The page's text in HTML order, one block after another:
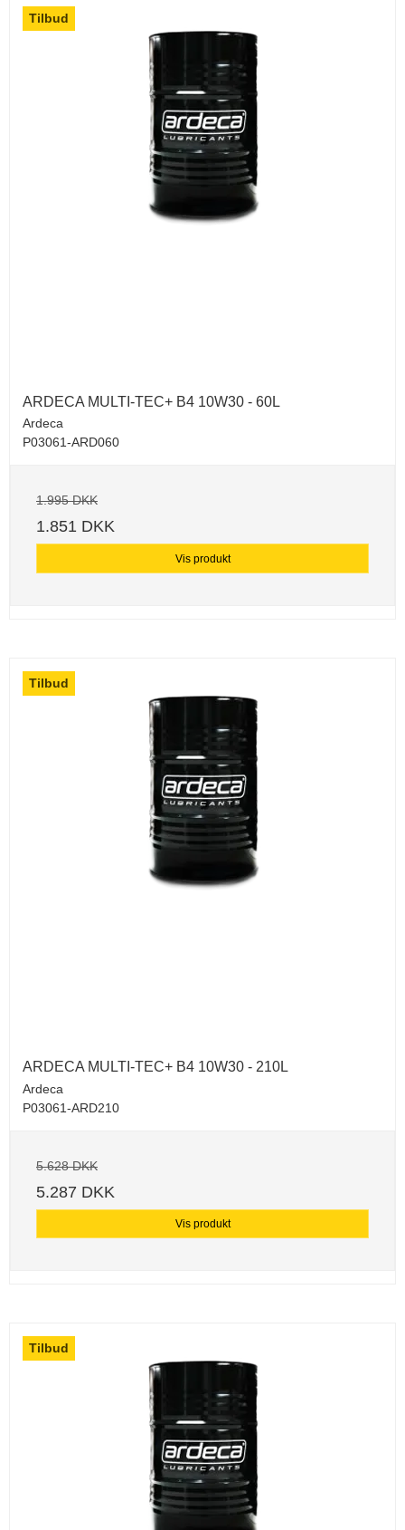
Tilbud
ARDECA MULTI-TEC+ B4 10W30 - 60L
Ardeca
P03061-ARD060
1.995 DKK
1.851 DKK
Vis produkt
Tilbud
ARDECA MULTI-TEC+ B4 10W30 - 210L
Ardeca
P03061-ARD210
5.628 DKK
5.287 DKK
Vis produkt
Tilbud